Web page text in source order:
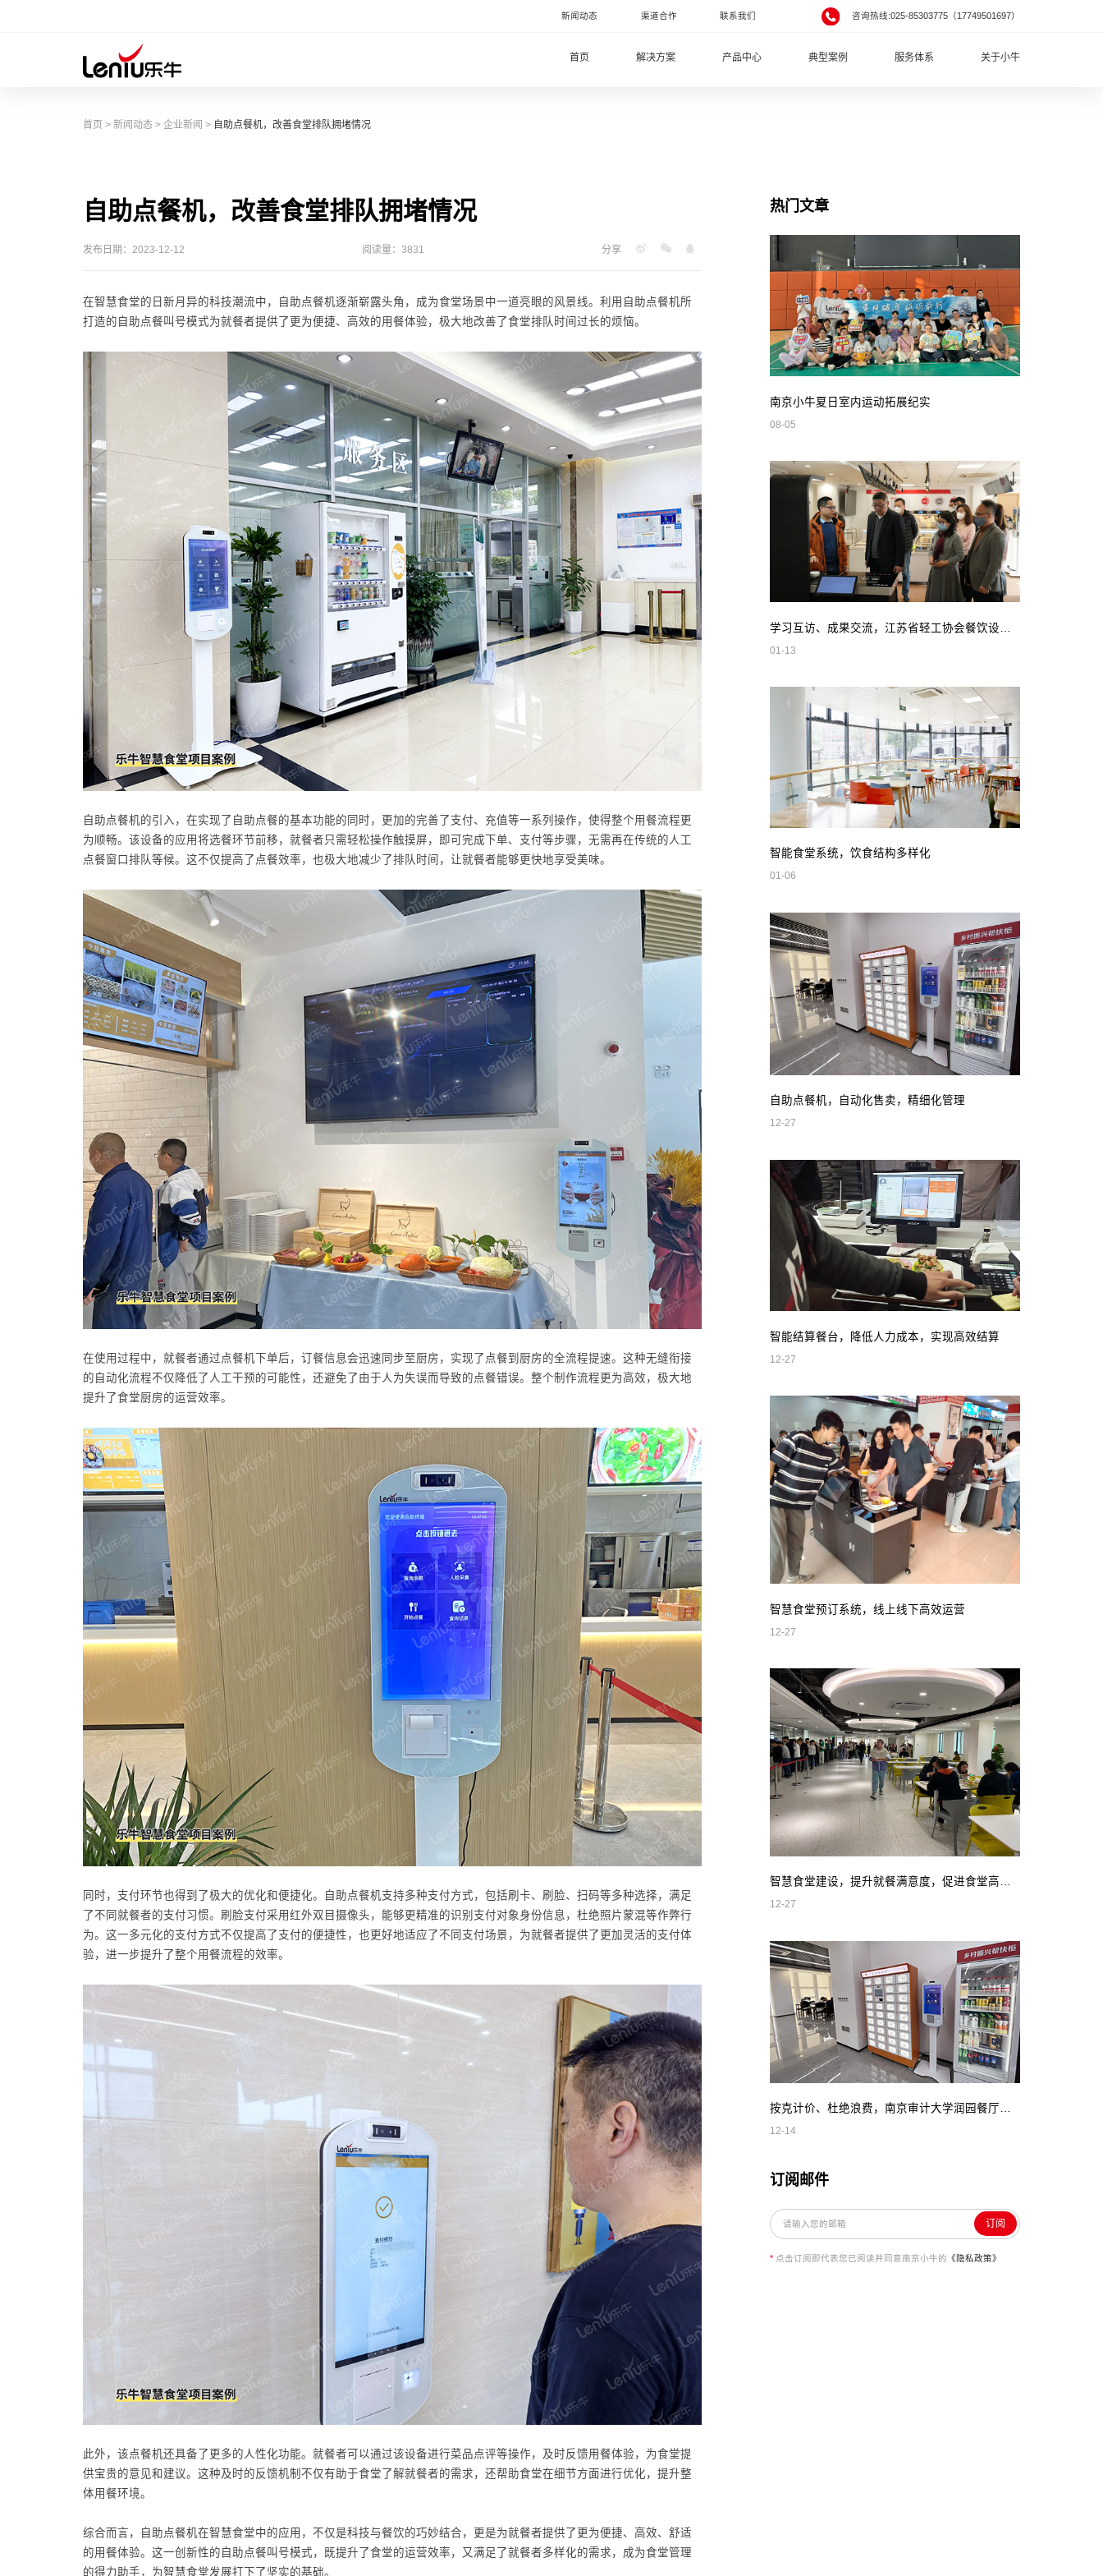
新闻动态 渠道合作 联系我们 咨询热线:025-85303775（17749501697）
首页 解决方案 产品中心 典型案例 服务体系 关于小牛
首页 > 新闻动态> 企业新闻 > 自助点餐机，改善食堂排队拥堵情况
自助点餐机，改善食堂排队拥堵情况
发布日期：2023-12-12 阅读量：3831 分享
在智慧食堂的日新月异的科技潮流中，自助点餐机逐渐崭露头角，成为食堂场景中一道亮眼的风景线。利用自助点餐机所
打造的自助点餐叫号模式为就餐者提供了更为便捷、高效的用餐体验，极大地改善了食堂排队时间过长的烦恼。
自助点餐机的引入，在实现了自助点餐的基本功能的同时，更加的完善了支付、充值等一系列操作，使得整个用餐流程更
为顺畅。该设备的应用将选餐环节前移，就餐者只需轻松操作触摸屏，即可完成下单、支付等步骤，无需再在传统的人工
点餐窗口排队等候。这不仅提高了点餐效率，也极大地减少了排队时间，让就餐者能够更快地享受美味。
在使用过程中，就餐者通过点餐机下单后，订餐信息会迅速同步至厨房，实现了点餐到厨房的全流程提速。这种无缝衔接
的自动化流程不仅降低了人工干预的可能性，还避免了由于人为失误而导致的点餐错误。整个制作流程更为高效，极大地
提升了食堂厨房的运营效率。
同时，支付环节也得到了极大的优化和便捷化。自助点餐机支持多种支付方式，包括刷卡、刷脸、扫码等多种选择，满足
了不同就餐者的支付习惯。刷脸支付采用红外双目摄像头，能够更精准的识别支付对象身份信息，杜绝照片蒙混等作弊行
为。这一多元化的支付方式不仅提高了支付的便捷性，也更好地适应了不同支付场景，为就餐者提供了更加灵活的支付体
验，进一步提升了整个用餐流程的效率。
此外，该点餐机还具备了更多的人性化功能。就餐者可以通过该设备进行菜品点评等操作，及时反馈用餐体验，为食堂提
供宝贵的意见和建议。这种及时的反馈机制不仅有助于食堂了解就餐者的需求，还帮助食堂在细节方面进行优化，提升整
体用餐环境。
综合而言，自助点餐机在智慧食堂中的应用，不仅是科技与餐饮的巧妙结合，更是为就餐者提供了更为便捷、高效、舒适
的用餐体验。这一创新性的自助点餐叫号模式，既提升了食堂的运营效率，又满足了就餐者多样化的需求，成为食堂管理
的得力助手，为智慧食堂发展打下了坚实的基础。
热门文章
南京小牛夏日室内运动拓展纪实
08-05
01-13
智能食堂系统，饮食结构多样化
01-06
自助点餐机，自动化售卖，精细化管理
12-27
智能结算餐台，降低人力成本，实现高效结算
12-27
智慧食堂预订系统，线上线下高效运营
12-27
智慧食堂建设，提升就餐满意度，促进食堂高效管理
12-27
按克计价、杜绝浪费，南京审计大学润园餐厅智慧自助餐
12-14
订阅邮件
订阅
* 点击订阅即代表您已阅读并同意南京小牛的 《隐私政策》